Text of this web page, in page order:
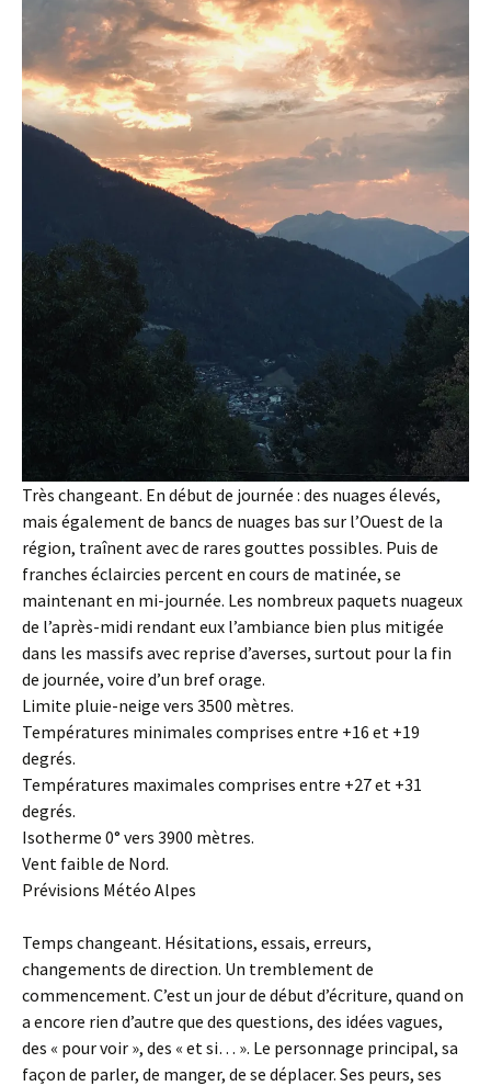
Très changeant. En début de journée : des nuages élevés,
mais également de bancs de nuages bas sur l’Ouest de la
région, traînent avec de rares gouttes possibles. Puis de
franches éclaircies percent en cours de matinée, se
maintenant en mi-journée. Les nombreux paquets nuageux
de l’après-midi rendant eux l’ambiance bien plus mitigée
dans les massifs avec reprise d’averses, surtout pour la fin
de journée, voire d’un bref orage.
Limite pluie-neige vers 3500 mètres.
Températures minimales comprises entre +16 et +19
degrés.
Températures maximales comprises entre +27 et +31
degrés.
Isotherme 0° vers 3900 mètres.
Vent faible de Nord.
Prévisions Météo Alpes
Temps changeant. Hésitations, essais, erreurs,
changements de direction. Un tremblement de
commencement. C’est un jour de début d’écriture, quand on
a encore rien d’autre que des questions, des idées vagues,
des « pour voir », des « et si… ». Le personnage principal, sa
façon de parler, de manger, de se déplacer. Ses peurs, ses